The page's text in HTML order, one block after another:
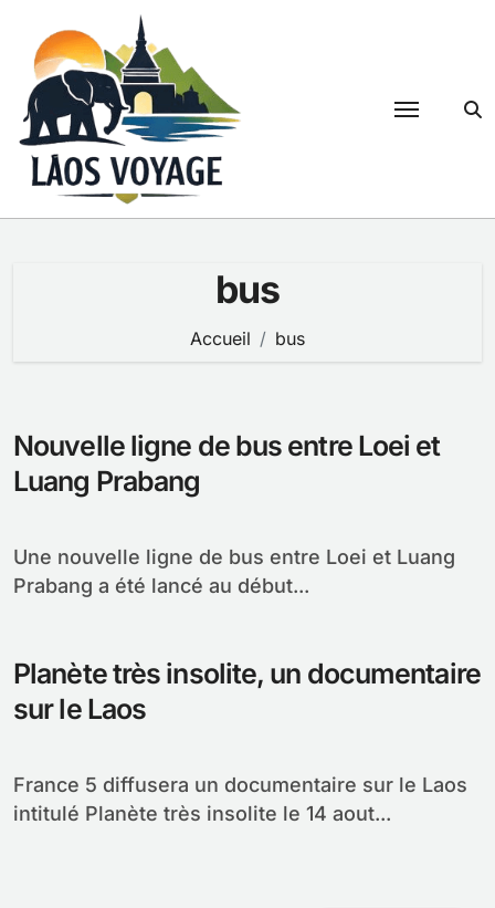
contenu
bus
Accueil bus
Nouvelle ligne de bus entre Loei et
Luang Prabang
Une nouvelle ligne de bus entre Loei et Luang
Prabang a été lancé au début...
Planète très insolite, un documentaire
sur le Laos
France 5 diffusera un documentaire sur le Laos
intitulé Planète très insolite le 14 aout...